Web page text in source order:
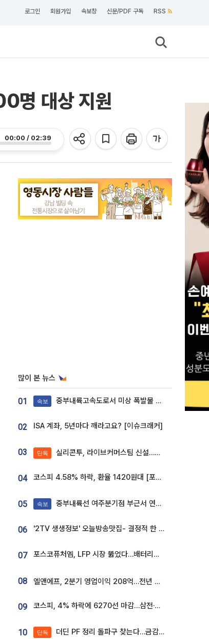
로그인 회원가입 속보창 신문/PDF 구독 RSS
명 대상 지원
00:00 / 02:39
많이 본 뉴스
01 속보 중부내륙고속도로서 미상 폭발물 발견
02 ISA 계좌, 5년마다 깨라고요? [이슈크래커]
03 단독 실리콘투, 라이브커머스팀 신설…K뷰티 ‘글로벌 판매망’ 확대[K뷰티 라방戰]
04 코스피 4.58% 하락, 환율 1420원대 [포토]
05 속보 중부내륙선 여주분기점 부근서 연이은 추돌사고 발생
06 '2TV 생생정보' 오늘방송맛집- 결정적 한 수, 3종 메밀면! 메밀 소바 맛집 '의○○○○'
07 포스코퓨처엠, LFP 시장 뚫었다…배터리사와 대규모 장기 공급 합의
08 엘앤에프, 2분기 영업이익 208억…전년 比 흑자전환
09 코스피, 4% 하락에 6270선 마감…삼전·SK하닉 '와르르' 각각 6%·10%대 급락
10 단독 더딘 PF 정리 돌파구 찾는다…금감원, 1년 반 만에 매각설명회 재개